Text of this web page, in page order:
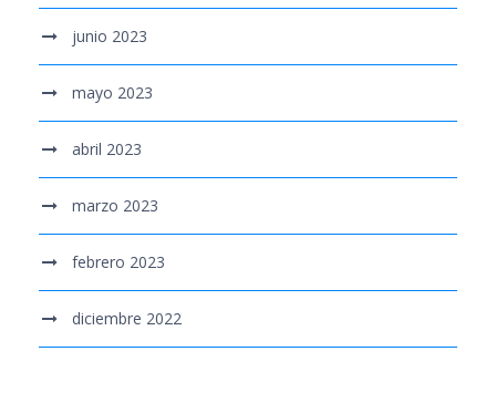
junio 2023
mayo 2023
abril 2023
marzo 2023
febrero 2023
diciembre 2022